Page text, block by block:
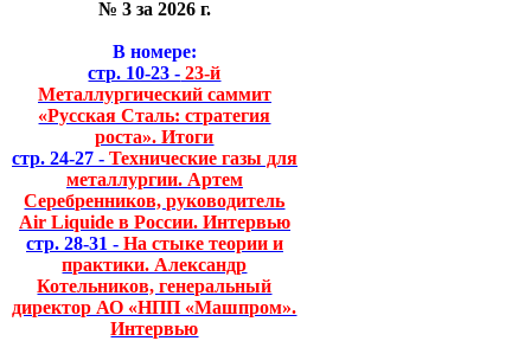
№ 3 за 2026 г.
В номере:
стр. 10-23 - 23-й
Металлургический саммит
«Русская Сталь: стратегия
роста». Итоги
стр. 24-27 - Технические газы для
металлургии. Артем
Серебренников, руководитель
Air Liquide в России. Интервью
стр. 28-31 - На стыке теории и
практики. Александр
Котельников, генеральный
директор АО «НПП «Машпром».
Интервью